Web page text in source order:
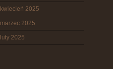
kwiecień 2025
marzec 2025
luty 2025